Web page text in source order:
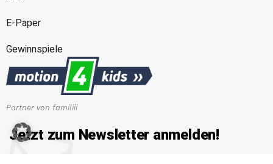
E-Paper
Gewinnspiele
Partner von familiii
Jetzt zum Newsletter anmelden!